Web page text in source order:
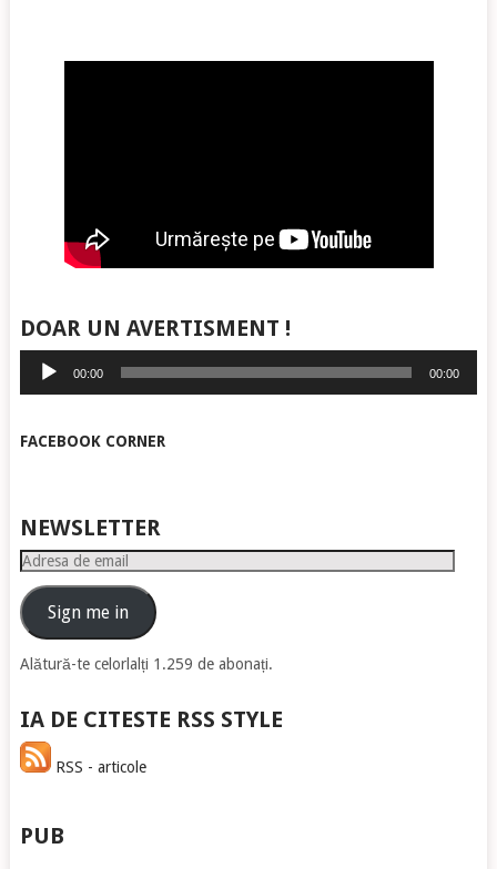
DOAR UN AVERTISMENT !
Player
audio
00:00 00:00
FACEBOOK CORNER
NEWSLETTER
Adresa
emailSign me in
Alătură-te celorlalți 1.259 de abonați.
IA DE CITESTE RSS STYLE
RSS - articole
PUB